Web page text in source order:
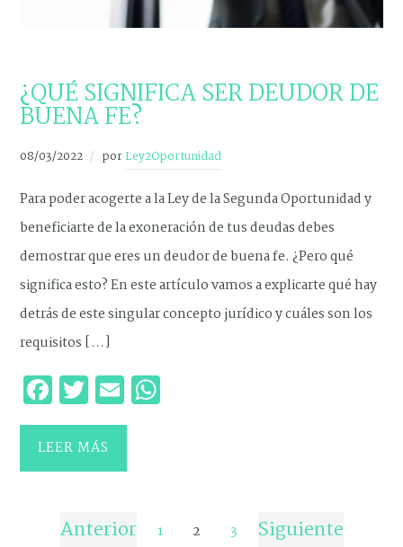
¿QUÉ SIGNIFICA SER DEUDOR DE
BUENA FE?
08/03/2022 porLey2Oportunidad
Para poder acogerte a la Ley de la Segunda Oportunidad y
beneficiarte de la exoneración de tus deudas debes
demostrar que eres un deudor de buena fe. ¿Pero qué
significa esto? En este artículo vamos a explicarte qué hay
detrás de este singular concepto jurídico y cuáles son los
requisitos […]
Facebook
Twitter
Email
LEER MÁS
Anterior 1 2 3 Siguiente